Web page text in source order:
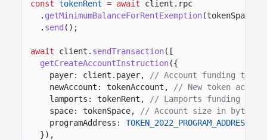
const tokenRent = await
client.rpc
. getMinimumBalanceForRentExemption(tokenSpace)
. send ();
await client. sendTransaction([
getCreateAccountInstruction({
payer: client.payer,
// Account funding the
newAccount: tokenAccount,
// New token
lamports: tokenRent,
// Lamports funding the
space: tokenSpace,
// Account size in bytes
programAddress:
TOKEN_2022_PROGRAM_ADDRESS
}),